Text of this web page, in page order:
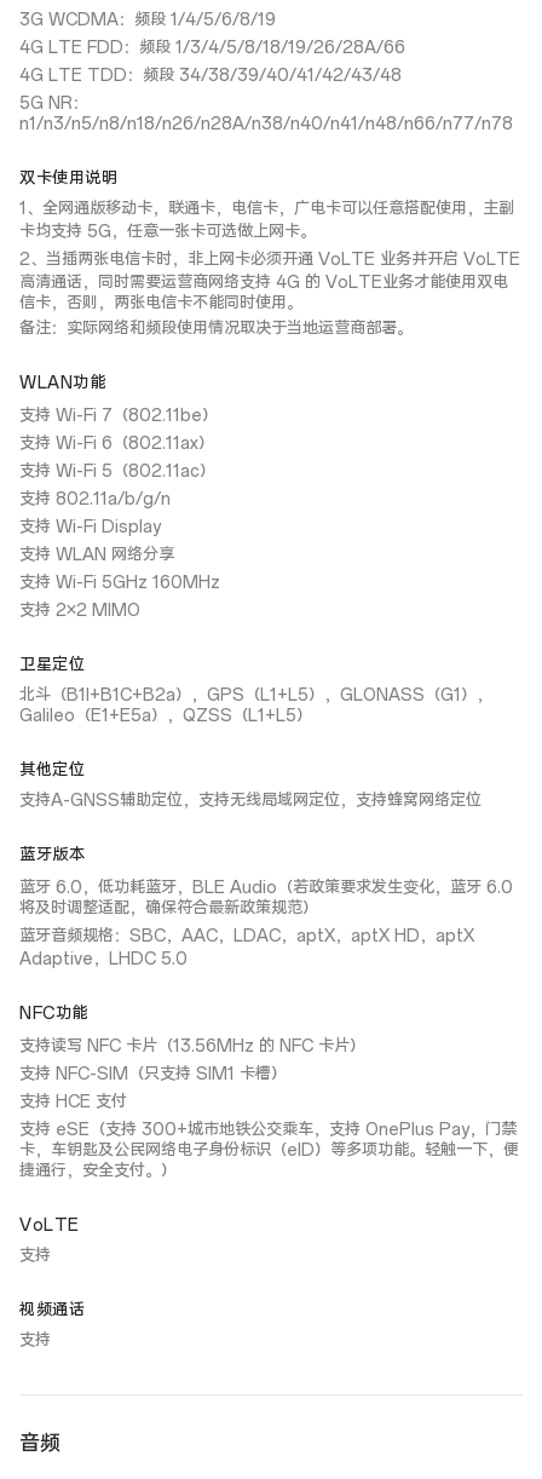
3G WCDMA：频段 1/4/5/6/8/19
4G LTE FDD：频段 1/3/4/5/8/18/19/26/28A/66
4G LTE TDD：频段 34/38/39/40/41/42/43/48
5G NR：
n1/n3/n5/n8/n18/n26/n28A/n38/n40/n41/n48/n66/n77/n78
双卡使用说明
1、全网通版移动卡，联通卡，电信卡，广电卡可以任意搭配使用，主副
卡均支持 5G，任意一张卡可选做上网卡。
2、当插两张电信卡时，非上网卡必须开通 VoLTE 业务并开启 VoLTE
高清通话，同时需要运营商网络支持 4G 的 VoLTE业务才能使用双电
信卡，否则，两张电信卡不能同时使用。
备注：实际网络和频段使用情况取决于当地运营商部署。
WLAN功能
支持 Wi-Fi 7（802.11be）
支持 Wi-Fi 6（802.11ax）
支持 Wi-Fi 5（802.11ac）
支持 802.11a/b/g/n
支持 Wi-Fi Display
支持 WLAN 网络分享
支持 Wi-Fi 5GHz 160MHz
支持 2×2 MIMO
卫星定位
北斗（B1I+B1C+B2a），GPS（L1+L5），GLONASS（G1），
Galileo（E1+E5a），QZSS（L1+L5）
其他定位
支持A-GNSS辅助定位，支持无线局域网定位，支持蜂窝网络定位
蓝牙版本
蓝牙 6.0，低功耗蓝牙，BLE Audio（若政策要求发生变化，蓝牙 6.0
将及时调整适配，确保符合最新政策规范）
蓝牙音频规格：SBC，AAC，LDAC，aptX，aptX HD，aptX
Adaptive，LHDC 5.0
NFC功能
支持读写 NFC 卡片（13.56MHz 的 NFC 卡片）
支持 NFC-SIM（只支持 SIM1 卡槽）
支持 HCE 支付
支持 eSE（支持 300+城市地铁公交乘车，支持 OnePlus Pay，门禁
卡，车钥匙及公民网络电子身份标识（eID）等多项功能。轻触一下，便
捷通行，安全支付。）
VoLTE
支持
视频通话
支持
音频